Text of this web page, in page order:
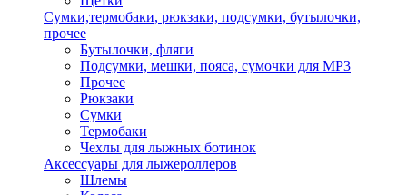
Сумки,термобаки, рюкзаки, подсумки, бутылочки,
прочее
Бутылочки, фляги
Подсумки, мешки, пояса, сумочки для MP3
Прочее
Рюкзаки
Сумки
Термобаки
Чехлы для лыжных ботинок
Аксессуары для лыжероллеров
Шлемы